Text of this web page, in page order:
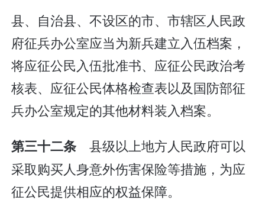
县、自治县、不设区的市、市辖区人民政
府征兵办公室应当为新兵建立入伍档案，
将应征公民入伍批准书、应征公民政治考
核表、应征公民体格检查表以及国防部征
兵办公室规定的其他材料装入档案。
第三十二条 县级以上地方人民政府可以
采取购买人身意外伤害保险等措施，为应
征公民提供相应的权益保障。